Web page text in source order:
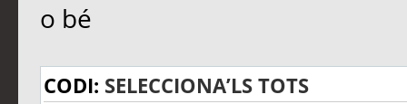
o bé
CODI: SELECCIONA’LS TOTS